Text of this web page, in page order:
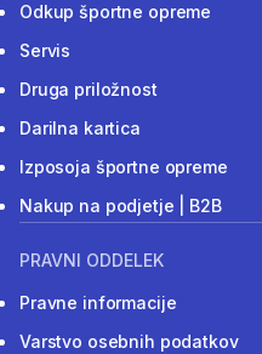
Odkup športne opreme
Servis
Druga priložnost
Darilna kartica
Izposoja športne opreme
Nakup na podjetje | B2B
PRAVNI ODDELEK
Pravne informacije
Varstvo osebnih podatkov